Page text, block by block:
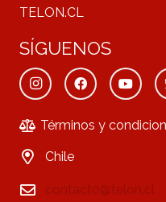
TELON.CL
SÍGUENOS
Términos y
Chile
contacto@telon.cl